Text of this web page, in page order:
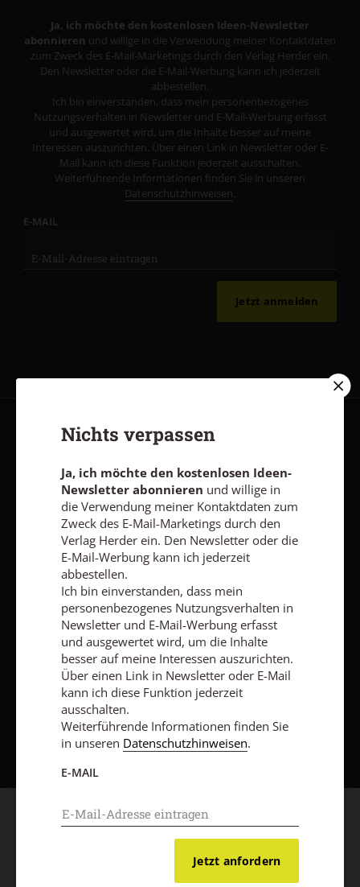
Ja, ich möchte den kostenlosen Ideen-Newsletter
abonnieren und willige in die Verwendung meiner Kontaktdaten
zum Zweck des E-Mail-Marketings durch den Verlag Herder ein.
Den Newsletter oder die E-Mail-Werbung kann ich jederzeit
abbestellen.
Ich bin einverstanden, dass mein personenbezogenes
Nutzungsverhalten in Newsletter und E-Mail-Werbung erfasst
und ausgewertet wird, um die Inhalte besser auf meine
Interessen auszurichten. Über einen Link in Newsletter oder E-
Mail kann ich diese Funktion jederzeit ausschalten.
Weiterführende Informationen finden Sie in unseren
Datenschutzhinweisen.
E-MAIL
Jetzt anmelden
AGB und Widerrufsbelehrung Datenschutz
Vertrag widerrufen Abo online kündigen
Nach oben
Nichts verpassen
Ja, ich möchte den kostenlosen Ideen-
Newsletter abonnieren und willige in
die Verwendung meiner Kontaktdaten zum
Zweck des E-Mail-Marketings durch den
Verlag Herder ein. Den Newsletter oder die
E-Mail-Werbung kann ich jederzeit
abbestellen.
Ich bin einverstanden, dass mein
personenbezogenes Nutzungsverhalten in
Newsletter und E-Mail-Werbung erfasst
und ausgewertet wird, um die Inhalte
besser auf meine Interessen auszurichten.
Über einen Link in Newsletter oder E-Mail
kann ich diese Funktion jederzeit
ausschalten.
Weiterführende Informationen finden Sie
in unseren Datenschutzhinweisen.
E-MAIL
Jetzt anfordern